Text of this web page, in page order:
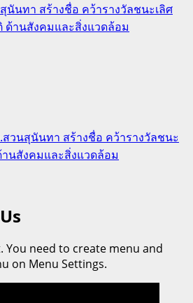
นันทา สร้างชื่อ คว้ารางวัลชนะเลิศ
ด้านสังคมและสิ่งแวดล้อม
สวนสุนันทา สร้างชื่อ คว้ารางวัลชนะ
นสังคมและสิ่งแวดล้อม
You need to create menu and
on Menu Settings.